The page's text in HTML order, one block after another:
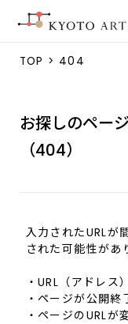
TOP > 404
お探しのペー
（404）
入力されたURLが
された可能性があ
・URL（アドレス
・ページが公開終
・ページのURLが